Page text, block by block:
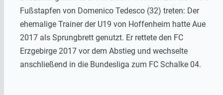
Fußstapfen von Domenico Tedesco (32) treten: Der
ehemalige Trainer der U19 von Hoffenheim hatte Aue
2017 als Sprungbrett genutzt. Er rettete den FC
Erzgebirge 2017 vor dem Abstieg und wechselte
anschließend in die Bundesliga zum FC Schalke 04.